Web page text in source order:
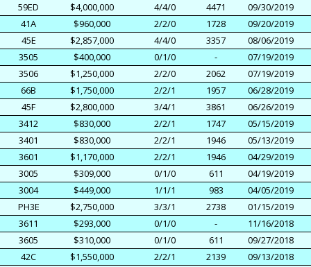
59ED
$4,000,000 4/4/0 4471
09/30/2019
41A
$960,000 2/2/0 1728
09/20/2019
45E
$2,857,000 4/4/0 3357
08/06/2019
3505
$400,000 0/1/0 -
07/19/2019
3506
$1,250,000 2/2/0 2062
07/19/2019
66B
$1,750,000 2/2/1 1957
06/28/2019
45F
$2,800,000 3/4/1 3861
06/26/2019
3412
$830,000 2/2/1 1747
05/15/2019
3401
$830,000 2/2/1 1946
05/13/2019
3601
$1,170,000 2/2/1 1946
04/29/2019
3005
$309,000 0/1/0 611
04/19/2019
3004
$449,000 1/1/1 983
04/05/2019
PH3E
$2,750,000 3/3/1 2738
01/15/2019
3611
$293,000 0/1/0 -
11/16/2018
3605
$310,000 0/1/0 611
09/27/2018
42C
$1,550,000 2/2/1 2139
09/13/2018